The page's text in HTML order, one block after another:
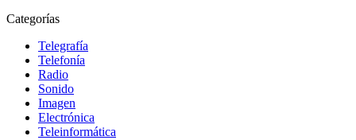
Categorías
Telegrafía
Telefonía
Radio
Sonido
Imagen
Electrónica
Teleinformática